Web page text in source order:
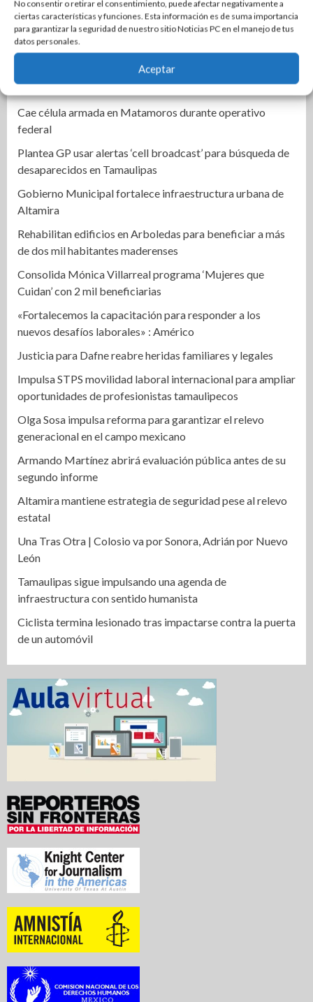
No consentir o retirar el consentimiento, puede afectar negativamente a
ciertas características y funciones. Esta información es de suma importancia
para garantizar la seguridad de nuestro sitio Noticias PC en el manejo de tus
datos personales.
Aceptar
Ocho tamaulipecos hacen historia con México en Corea
del Sur; conquistan el primer título mundial de Haidong
Gumdo
Empleado de correos de México resulta lesionado en
accidente
Cae célula armada en Matamoros durante operativo
federal
Plantea GP usar alertas ‘cell broadcast’ para búsqueda de
desaparecidos en Tamaulipas
Gobierno Municipal fortalece infraestructura urbana de
Altamira
Rehabilitan edificios en Arboledas para beneficiar a más
de dos mil habitantes maderenses
Consolida Mónica Villarreal programa ‘Mujeres que
Cuidan’ con 2 mil beneficiarias
«Fortalecemos la capacitación para responder a los
nuevos desafíos laborales» : Américo
Justicia para Dafne reabre heridas familiares y legales
Impulsa STPS movilidad laboral internacional para ampliar
oportunidades de profesionistas tamaulipecos
Olga Sosa impulsa reforma para garantizar el relevo
generacional en el campo mexicano
Armando Martínez abrirá evaluación pública antes de su
segundo informe
Altamira mantiene estrategia de seguridad pese al relevo
estatal
Una Tras Otra | Colosio va por Sonora, Adrián por Nuevo
León
Tamaulipas sigue impulsando una agenda de
infraestructura con sentido humanista
Ciclista termina lesionado tras impactarse contra la puerta
de un automóvil